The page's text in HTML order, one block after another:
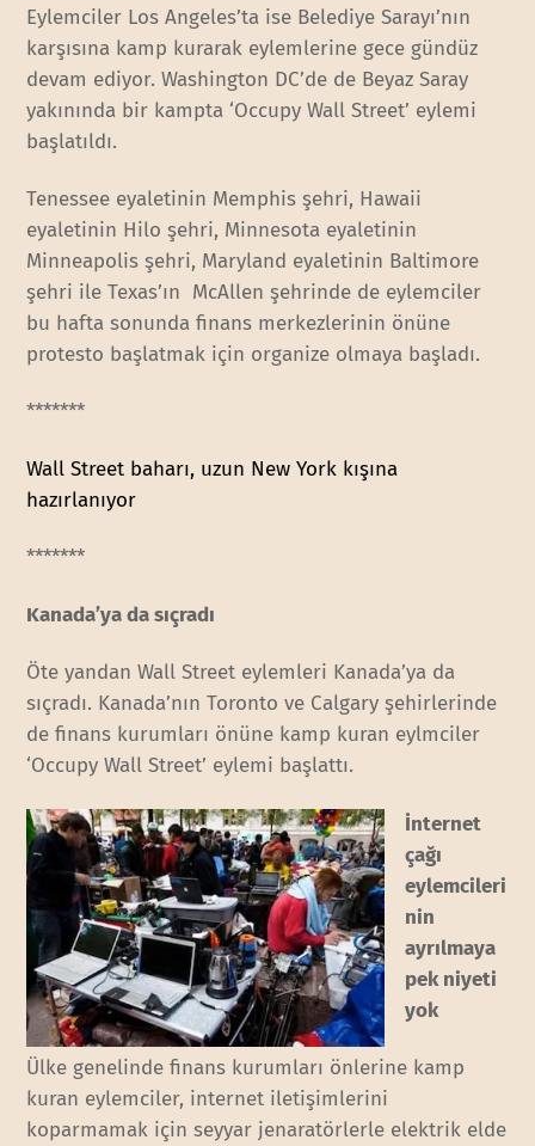
Eylemciler Los Angeles’ta ise Belediye Sarayı’nın
karşısına kamp kurarak eylemlerine gece gündüz
devam ediyor. Washington DC’de de Beyaz Saray
yakınında bir kampta ‘Occupy Wall Street’ eylemi
başlatıldı.
Tenessee eyaletinin Memphis şehri, Hawaii
eyaletinin Hilo şehri, Minnesota eyaletinin
Minneapolis şehri, Maryland eyaletinin Baltimore
şehri ile Texas’ın McAllen şehrinde de eylemciler
bu hafta sonunda finans merkezlerinin önüne
protesto başlatmak için organize olmaya başladı.
*******
Wall Street baharı, uzun New York kışına
hazırlanıyor
*******
Kanada’ya da sıçradı
Öte yandan Wall Street eylemleri Kanada’ya da
sıçradı. Kanada’nın Toronto ve Calgary şehirlerinde
de finans kurumları önüne kamp kuran eylmciler
‘Occupy Wall Street’ eylemi başlattı.
İnternet
çağı
eylemcileri
nin
ayrılmaya
pek niyeti
yok
Ülke genelinde finans kurumları önlerine kamp
kuran eylemciler, internet iletişimlerini
koparmamak için seyyar jenaratörlerle elektrik elde